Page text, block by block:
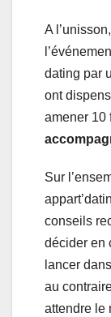
A
dating par
ont
amener 10
Sur
conseils
décider en
lancer
au
attendre le